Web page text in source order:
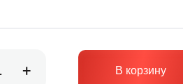
+ В корзину